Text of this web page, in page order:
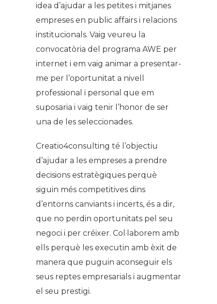
idea d’ajudar a les petites i mitjanes
empreses en public affairs i relacions
institucionals. Vaig veureu la
convocatòria del programa AWE per
internet i em vaig animar a presentar-
me per l’oportunitat a nivell
professional i personal que em
suposaria i vaig tenir l’honor de ser
una de les seleccionades.
Creatio4consulting té l’objectiu
d’ajudar a les empreses a prendre
decisions estratègiques perquè
siguin més competitives dins
d’entorns canviants i incerts, és a dir,
que no perdin oportunitats pel seu
negoci i per créixer. Col·laborem amb
ells perquè les executin amb èxit de
manera que puguin aconseguir els
seus reptes empresarials i augmentar
el seu prestigi.